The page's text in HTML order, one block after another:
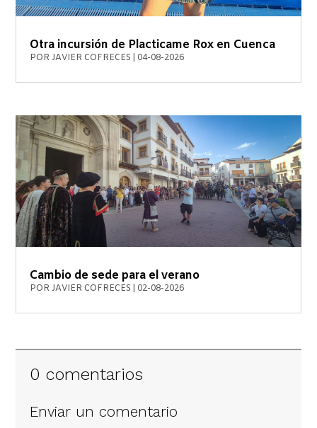
Otra incursión de Placticame Rox en Cuenca
PORJAVIER COFRECES 04-08-2026
Cambio de sede para el verano
PORJAVIER COFRECES 02-08-2026
0 comentarios
Enviar un comentario